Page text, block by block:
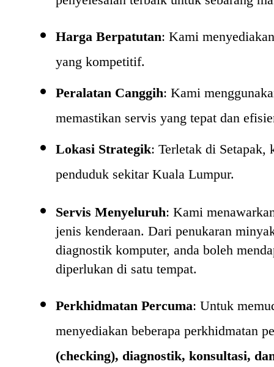
Harga Berpatutan: Kami
yang kompetitif.
Peralatan Canggih: Kami
memastikan servis yang tepat dan
Lokasi Strategik: Terletak di Setapak,
penduduk sekitar Kuala Lumpur.
Servis Menyeluruh: Kami
jenis kenderaan. Dari penukaran
diagnostik komputer, anda boleh
diperlukan di satu tempat.
Perkhidmatan Percuma: Untuk
menyediakan beberapa perkhidmatan
(checking), diagnostik, konsultasi,